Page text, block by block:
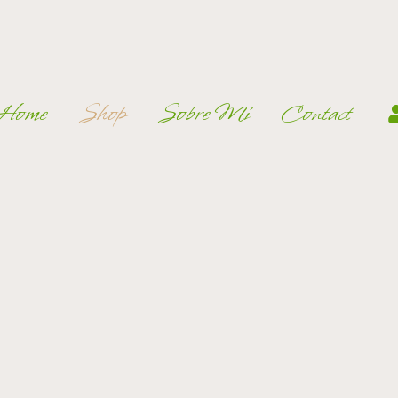
Shop Sobre Mí Contact